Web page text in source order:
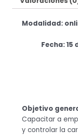
Modalidad:
Fecha: 15
Objetivo
Capacitar a
y controlar la